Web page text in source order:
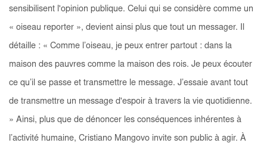
sensibilisent l'opinion publique. Celui qui se considère comme un
« oiseau reporter », devient ainsi plus que tout un messager. Il
détaille : « Comme l’oiseau, je peux entrer partout : dans la
maison des pauvres comme la maison des rois. Je peux écouter
ce qu’il se passe et transmettre le message. J’essaie avant tout
de transmettre un message d'espoir à travers la vie quotidienne.
» Ainsi, plus que de dénoncer les conséquences inhérentes à
l’activité humaine, Cristiano Mangovo invite son public à agir. À